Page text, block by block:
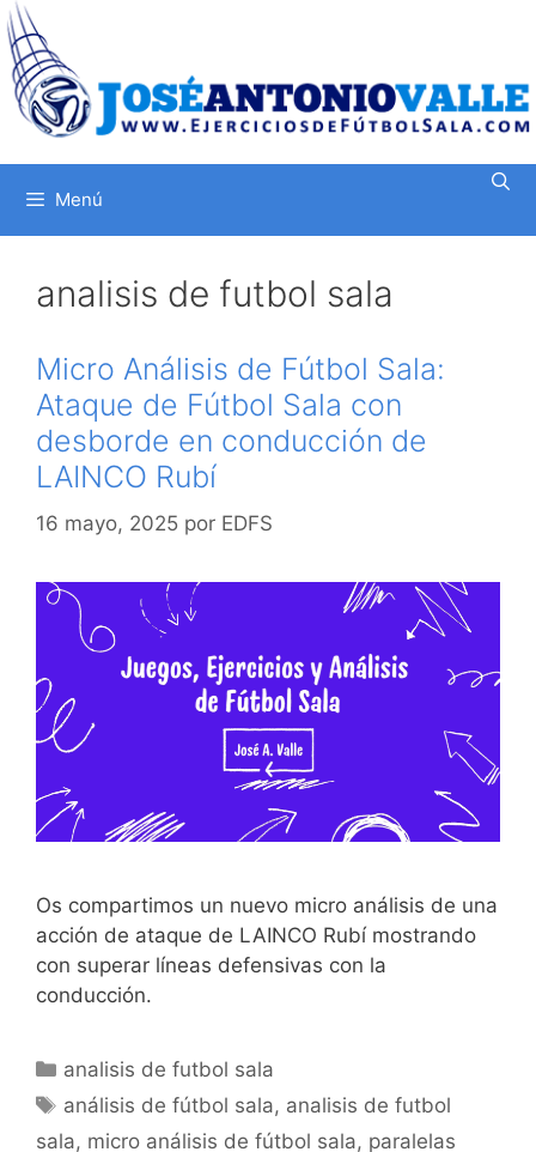
Saltar
al
contenido
Menú
analisis de futbol sala
Micro Análisis de Fútbol Sala:
Ataque de Fútbol Sala con
desborde en conducción de
LAINCO Rubí
16 mayo, 2025 por EDFS
Os compartimos un nuevo micro análisis de una
acción de ataque de LAINCO Rubí mostrando
con superar líneas defensivas con la
conducción.
Categorías
analisis de futbol sala
Etiquetas
análisis de fútbol sala, analisis de futbol
sala, micro análisis de fútbol sala, paralelas